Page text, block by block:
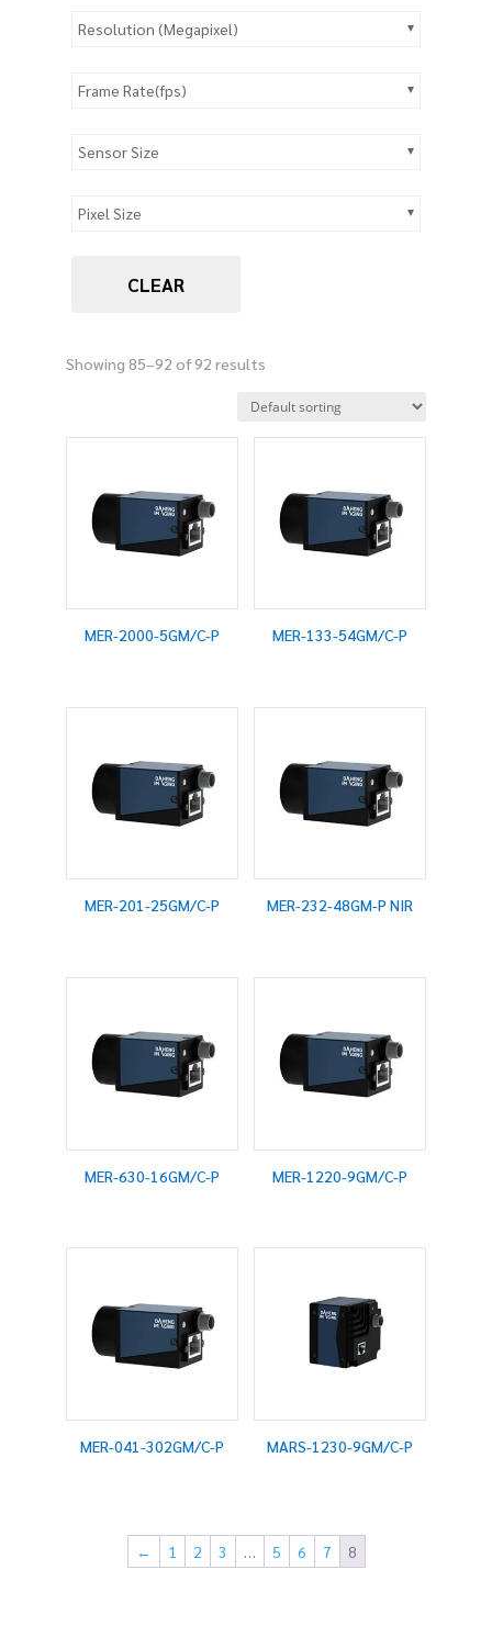
Resolution (Megapixel)
Frame Rate(fps)
Sensor Size
Pixel Size
CLEAR
Showing 85–92 of 92 results
MER-2000-5GM/C-P MER-133-54GM/C-P
MER-201-25GM/C-P MER-232-48GM-P NIR
MER-630-16GM/C-P MER-1220-9GM/C-P
MER-041-302GM/C-P MARS-1230-9GM/C-P
← 1 2 3 5 6 7 8